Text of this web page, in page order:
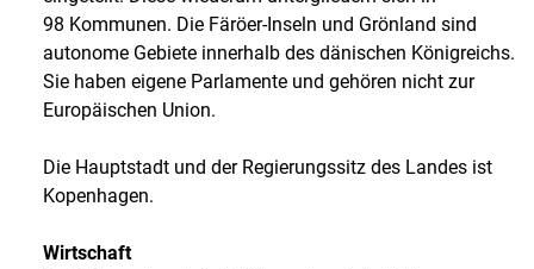
98 Kommunen. Die Färöer-Inseln und Grönland sind
autonome Gebiete innerhalb des dänischen Königreichs.
Sie haben eigene Parlamente und gehören nicht zur
Europäischen Union.
Die Hauptstadt und der Regierungssitz des Landes ist
Kopenhagen.
Wirtschaft